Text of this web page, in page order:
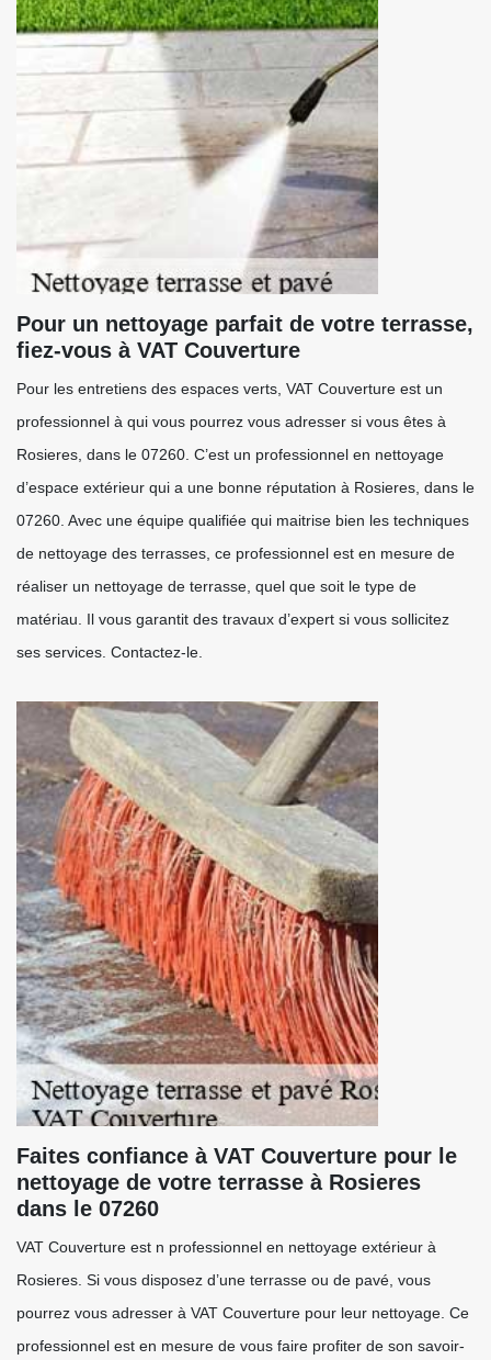
Pour un nettoyage parfait de votre terrasse,
fiez-vous à VAT Couverture
Pour les entretiens des espaces verts, VAT Couverture est un
professionnel à qui vous pourrez vous adresser si vous êtes à
Rosieres, dans le 07260. C’est un professionnel en nettoyage
d’espace extérieur qui a une bonne réputation à Rosieres, dans le
07260. Avec une équipe qualifiée qui maitrise bien les techniques
de nettoyage des terrasses, ce professionnel est en mesure de
réaliser un nettoyage de terrasse, quel que soit le type de
matériau. Il vous garantit des travaux d’expert si vous sollicitez
ses services. Contactez-le.
Faites confiance à VAT Couverture pour le
nettoyage de votre terrasse à Rosieres
dans le 07260
VAT Couverture est n professionnel en nettoyage extérieur à
Rosieres. Si vous disposez d’une terrasse ou de pavé, vous
pourrez vous adresser à VAT Couverture pour leur nettoyage. Ce
professionnel est en mesure de vous faire profiter de son savoir-